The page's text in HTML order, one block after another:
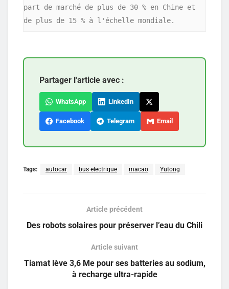
part de marché de plus de 30 % en Chine et
de plus de 15 % à l'échelle mondiale.
Partager l'article avec :
WhatsApp LinkedIn
Facebook Telegram Email
Tags: autocar bus electrique macao Yutong
Article précédent
Des robots solaires pour préserver l’eau du Chili
Article suivant
Tiamat lève 3,6 Me pour ses batteries au sodium,
à recharge ultra-rapide